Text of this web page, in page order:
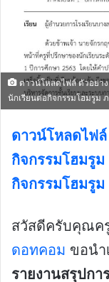
ดาวน์โหลดไฟล์ ตัวอย่า
นักเรียนต่อกิจกรรมโฮมรูม
ดาวน์โหลดไฟล์
กิจกรรมโฮมรูม
กิจกรรมโฮมรูม
สวัสดีครับคุณค
ดอทคอม ขอนำ
รายงานสรุปกา